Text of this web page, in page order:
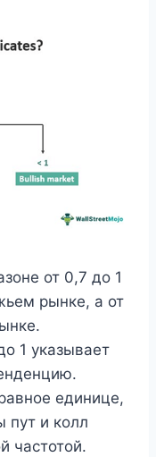
от 0,7 до 1
рынке, а от
1 указывает
единице,
пут и колл
частотой.